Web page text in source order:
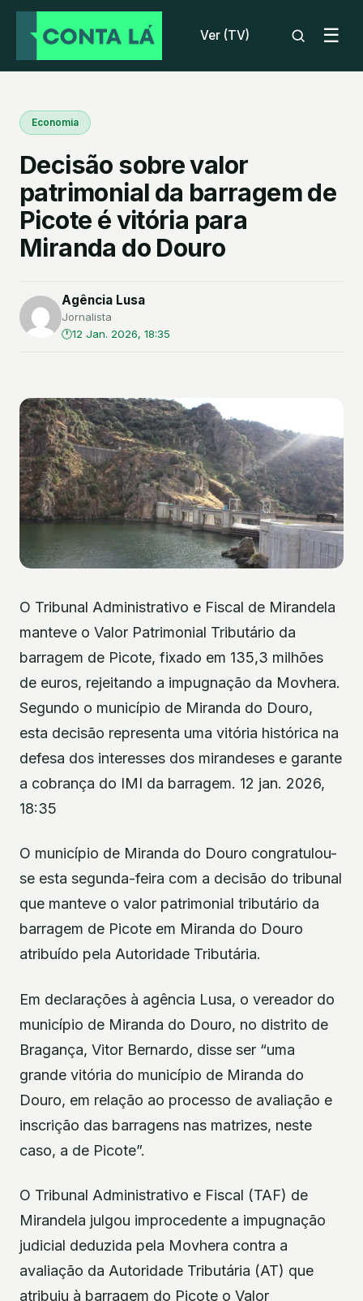
Ver (TV) ☰
Economia
Decisão sobre valor
patrimonial da barragem de
Picote é vitória para
Miranda do Douro
Agência Lusa
Jornalista
12 Jan. 2026, 18:35
O Tribunal Administrativo e Fiscal de Mirandela
manteve o Valor Patrimonial Tributário da
barragem de Picote, fixado em 135,3 milhões
de euros, rejeitando a impugnação da Movhera.
Segundo o município de Miranda do Douro,
esta decisão representa uma vitória histórica na
defesa dos interesses dos mirandeses e garante
a cobrança do IMI da barragem. 12 jan. 2026,
18:35
O município de Miranda do Douro congratulou-
se esta segunda-feira com a decisão do tribunal
que manteve o valor patrimonial tributário da
barragem de Picote em Miranda do Douro
atribuído pela Autoridade Tributária.
Em declarações à agência Lusa, o vereador do
município de Miranda do Douro, no distrito de
Bragança, Vitor Bernardo, disse ser “uma
grande vitória do município de Miranda do
Douro, em relação ao processo de avaliação e
inscrição das barragens nas matrizes, neste
caso, a de Picote”.
O Tribunal Administrativo e Fiscal (TAF) de
Mirandela julgou improcedente a impugnação
judicial deduzida pela Movhera contra a
avaliação da Autoridade Tributária (AT) que
atribuiu à barragem do Picote o Valor